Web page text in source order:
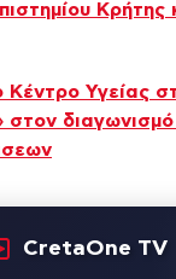
Κρήτης
Κέντρο Υγείας
CretaOne TV